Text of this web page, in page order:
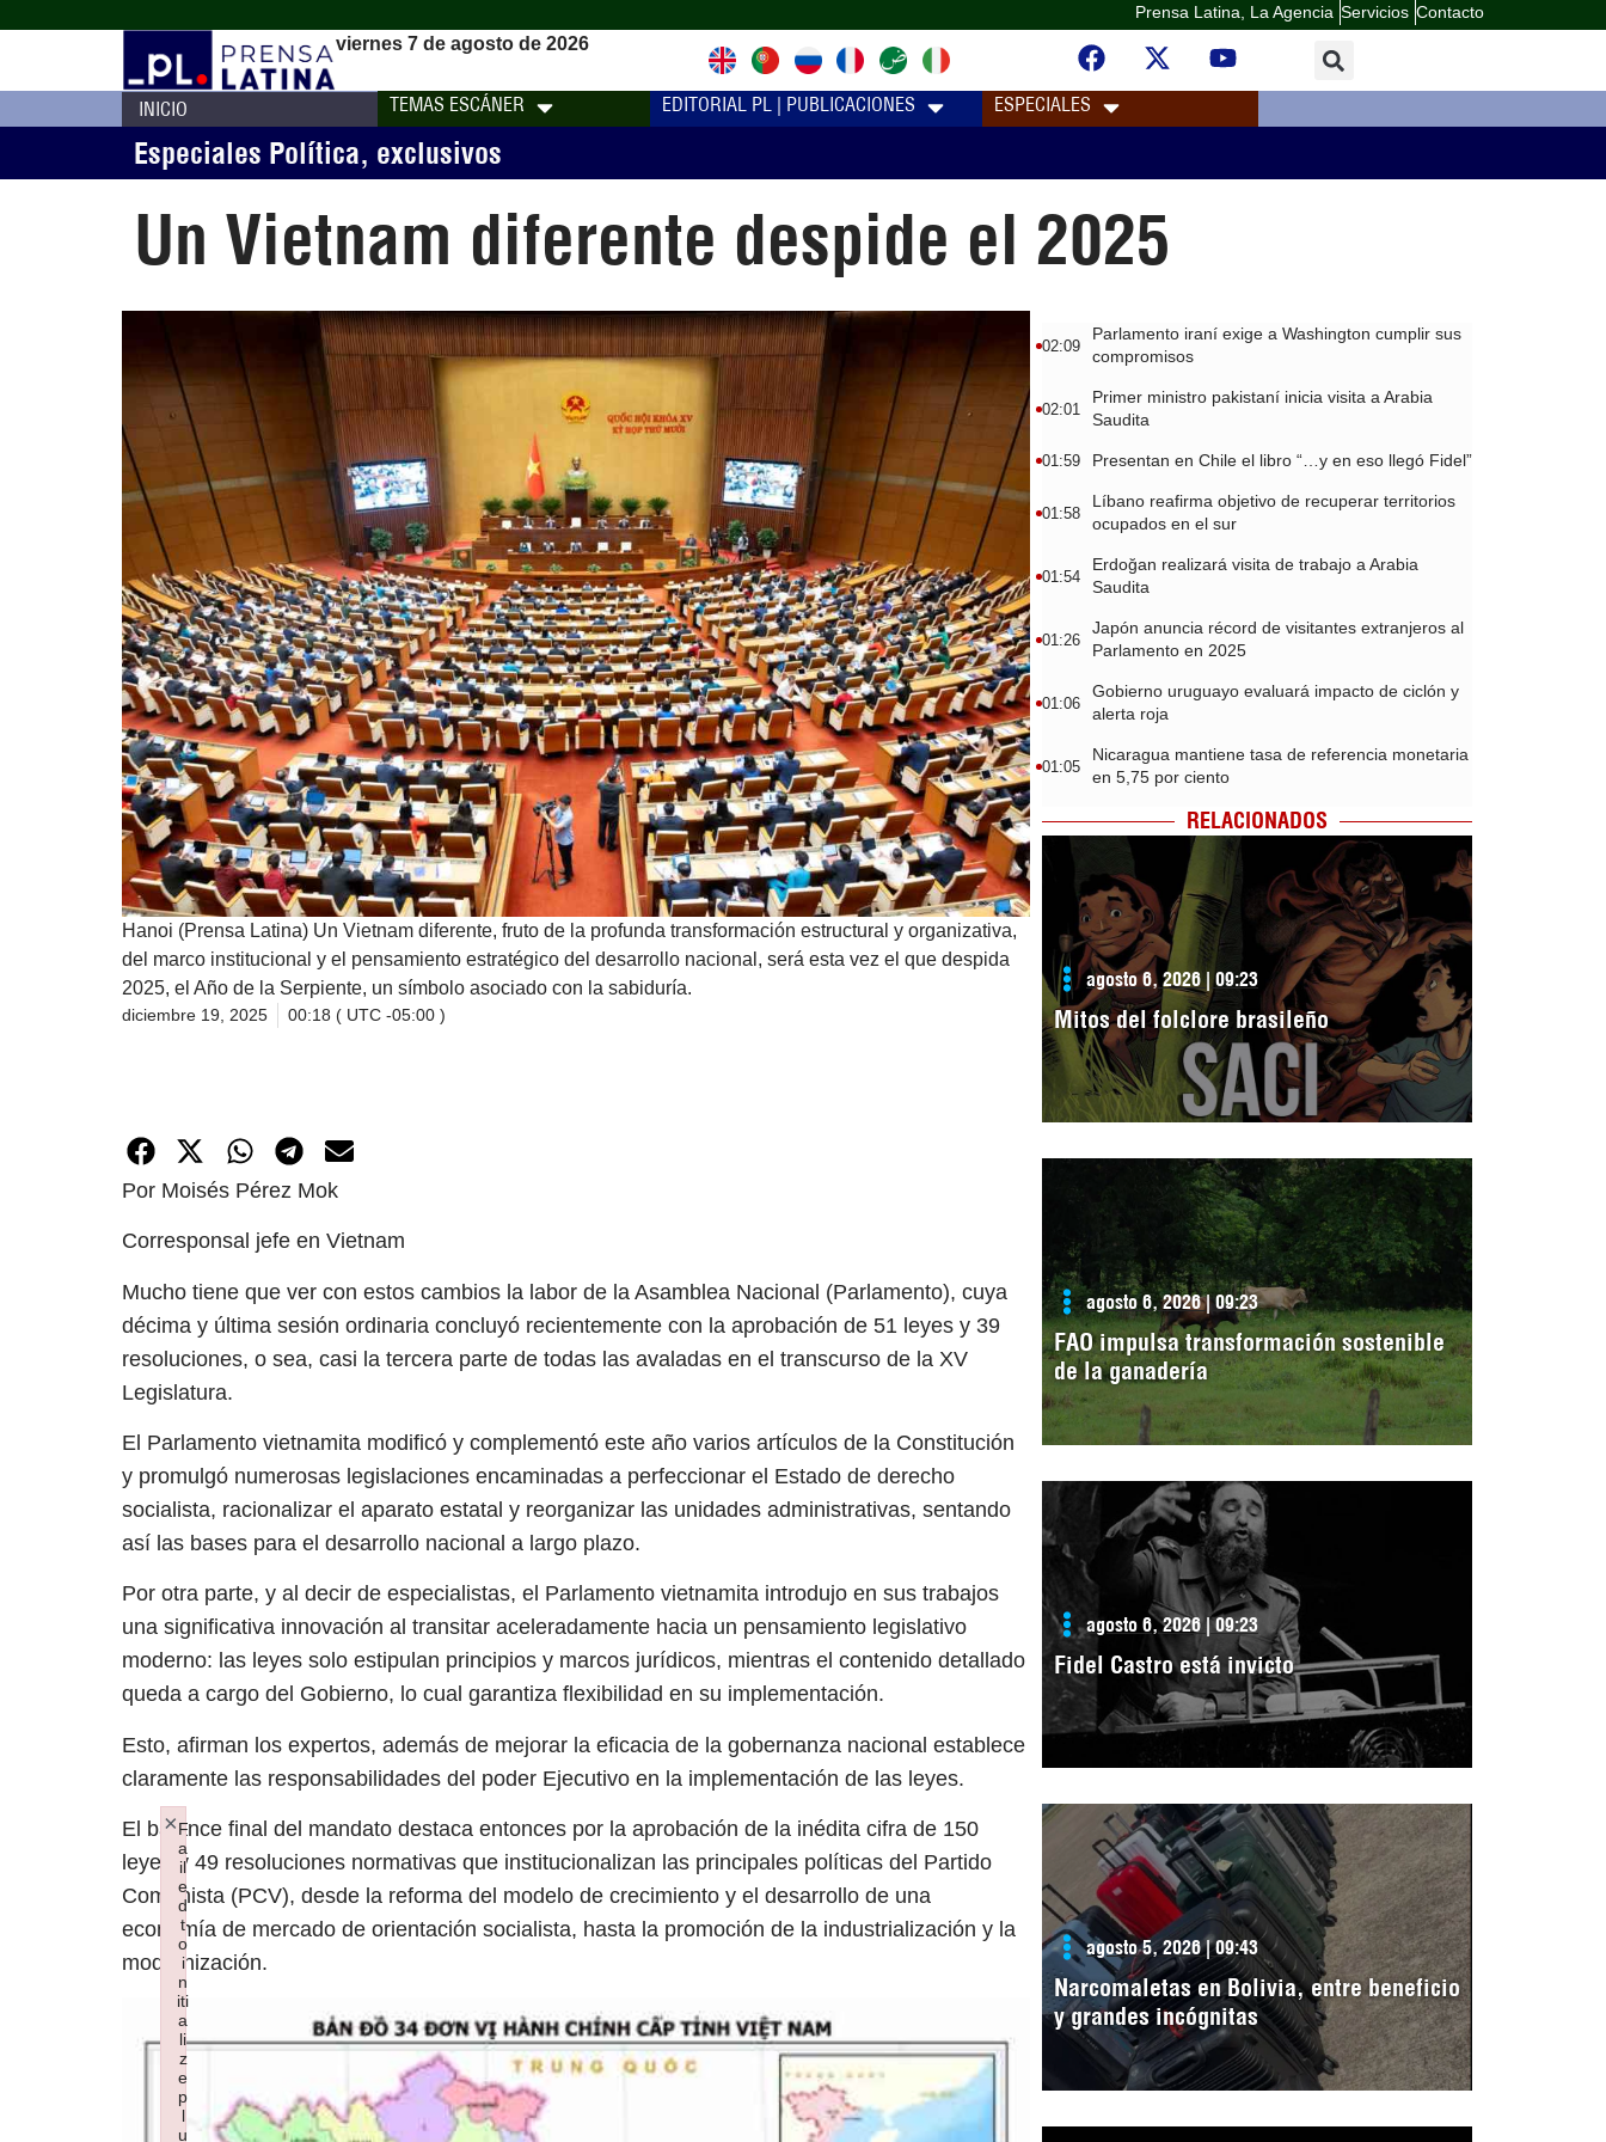
Prensa Latina, La Agencia Servicios Contacto
viernes 7 de agosto de 2026
INICIO TEMAS ESCÁNER EDITORIAL PL | PUBLICACIONES ESPECIALES
Especiales Política, exclusivos
Un Vietnam diferente despide el 2025
Hanoi (Prensa Latina) Un Vietnam diferente, fruto de la profunda transformación estructural y organizativa,
del marco institucional y el pensamiento estratégico del desarrollo nacional, será esta vez el que despida
2025, el Año de la Serpiente, un símbolo asociado con la sabiduría.
diciembre 19, 2025 00:18 ( UTC -05:00 )
Por Moisés Pérez Mok
Corresponsal jefe en Vietnam
Mucho tiene que ver con estos cambios la labor de la Asamblea Nacional (Parlamento), cuya
décima y última sesión ordinaria concluyó recientemente con la aprobación de 51 leyes y 39
resoluciones, o sea, casi la tercera parte de todas las avaladas en el transcurso de la XV
Legislatura.
El Parlamento vietnamita modificó y complementó este año varios artículos de la Constitución
y promulgó numerosas legislaciones encaminadas a perfeccionar el Estado de derecho
socialista, racionalizar el aparato estatal y reorganizar las unidades administrativas, sentando
así las bases para el desarrollo nacional a largo plazo.
Por otra parte, y al decir de especialistas, el Parlamento vietnamita introdujo en sus trabajos
una significativa innovación al transitar aceleradamente hacia un pensamiento legislativo
moderno: las leyes solo estipulan principios y marcos jurídicos, mientras el contenido detallado
queda a cargo del Gobierno, lo cual garantiza flexibilidad en su implementación.
Esto, afirman los expertos, además de mejorar la eficacia de la gobernanza nacional establece
claramente las responsabilidades del poder Ejecutivo en la implementación de las leyes.
El balance final del mandato destaca entonces por la aprobación de la inédita cifra de 150
leyes y 49 resoluciones normativas que institucionalizan las principales políticas del Partido
Comunista (PCV), desde la reforma del modelo de crecimiento y el desarrollo de una
economía de mercado de orientación socialista, hasta la promoción de la industrialización y la
modernización.
02:09
Parlamento iraní exige a Washington cumplir sus
compromisos
02:01
Primer ministro pakistaní inicia visita a Arabia
Saudita
01:59 Presentan en Chile el libro “…y en eso llegó Fidel”
01:58
Líbano reafirma objetivo de recuperar territorios
ocupados en el sur
01:54
Erdoğan realizará visita de trabajo a Arabia
Saudita
01:26
Japón anuncia récord de visitantes extranjeros al
Parlamento en 2025
01:06
Gobierno uruguayo evaluará impacto de ciclón y
alerta roja
01:05
Nicaragua mantiene tasa de referencia monetaria
en 5,75 por ciento
RELACIONADOS
agosto 6, 2026 | 09:23
Mitos del folclore brasileño
agosto 6, 2026 | 09:23
FAO impulsa transformación sostenible
de la ganadería
agosto 6, 2026 | 09:23
Fidel Castro está invicto
agosto 5, 2026 | 09:43
Narcomaletas en Bolivia, entre beneficio
y grandes incógnitas
F
a
il
e
d
t
o
i
n
iti
a
li
z
e
p
l
u
×